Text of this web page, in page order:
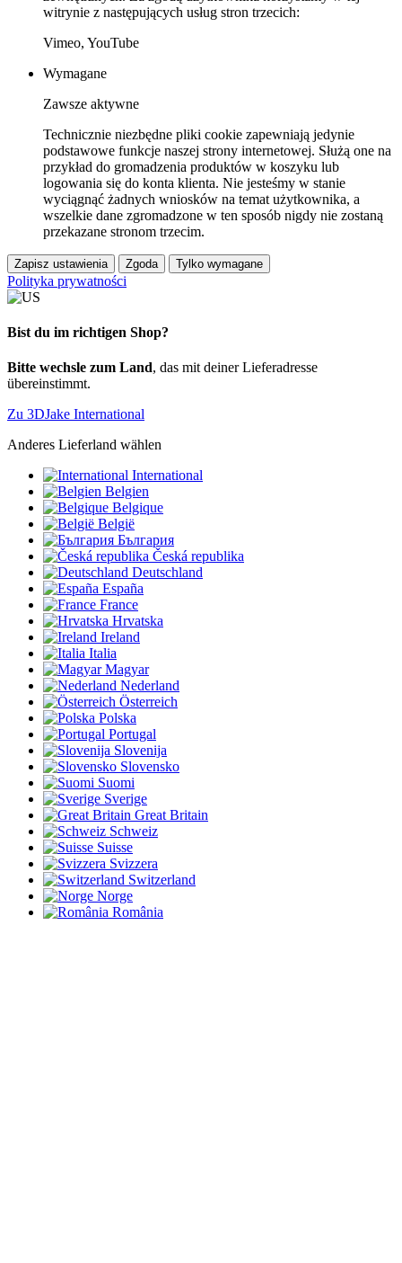
witrynie z następujących usług stron trzecich:
Vimeo, YouTube
Wymagane
Zawsze aktywne
Technicznie niezbędne pliki cookie zapewniają jedynie
podstawowe funkcje naszej strony internetowej. Służą one na
przykład do gromadzenia produktów w koszyku lub
logowania się do konta klienta. Nie jesteśmy w stanie
wyciągnąć żadnych wniosków na temat użytkownika, a
wszelkie dane zgromadzone w ten sposób nigdy nie zostaną
przekazane stronom trzecim.
Zapisz ustawienia Zgoda Tylko wymagane
Polityka prywatności
Bist du im richtigen Shop?
Bitte wechsle zum Land, das mit deiner Lieferadresse
übereinstimmt.
Zu 3DJake International
Anderes Lieferland wählen
International
Belgien
Belgique
België
България
Česká republika
Deutschland
España
France
Hrvatska
Ireland
Italia
Magyar
Nederland
Österreich
Polska
Portugal
Slovenija
Slovensko
Suomi
Sverige
Great Britain
Schweiz
Suisse
Svizzera
Switzerland
Norge
România